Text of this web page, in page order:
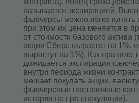
называется экспирацией.
фьючерсы можно легко купить
при этом их цена меняется в
от стоимости базового актива
акции Сбера вырастет на 1%,
вырастут на 1%). Как правило
дожидается экспирации
внутри периода жизни
мешает покупать акции,
фьючерсные поставочные
история не про спекуляции).